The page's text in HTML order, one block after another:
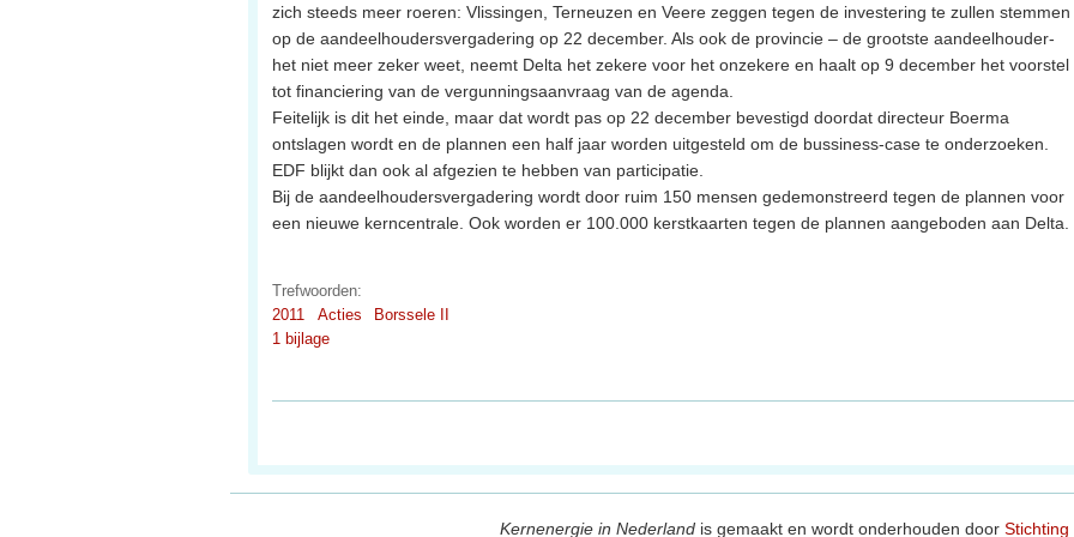
zich steeds meer roeren: Vlissingen, Terneuzen en Veere zeggen tegen de investering te zullen stemmen
op de aandeelhoudersvergadering op 22 december. Als ook de provincie – de grootste aandeelhouder-
het niet meer zeker weet, neemt Delta het zekere voor het onzekere en haalt op 9 december het voorstel
tot financiering van de vergunningsaanvraag van de agenda.
Feitelijk is dit het einde, maar dat wordt pas op 22 december bevestigd doordat directeur Boerma
ontslagen wordt en de plannen een half jaar worden uitgesteld om de bussiness-case te onderzoeken.
EDF blijkt dan ook al afgezien te hebben van participatie.
Bij de aandeelhoudersvergadering wordt door ruim 150 mensen gedemonstreerd tegen de plannen voor
een nieuwe kerncentrale. Ook worden er 100.000 kerstkaarten tegen de plannen aangeboden aan Delta.
Trefwoorden:
2011
Acties
Borssele II
1 bijlage
Kernenergie in Nederland is gemaakt en wordt onderhouden door Stichting